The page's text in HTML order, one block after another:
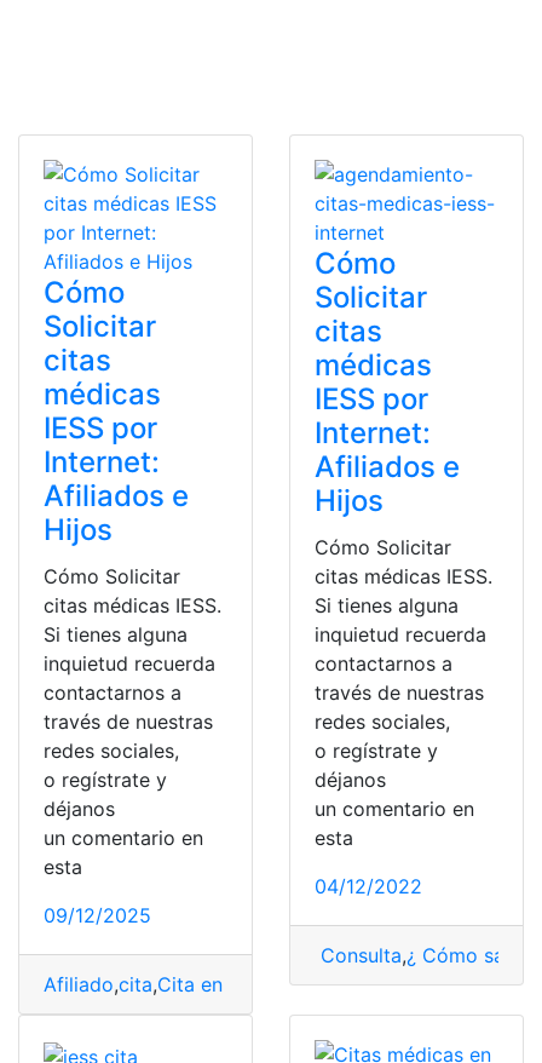
Cómo
Solicitar
citas
médicas
IESS por
Internet:
Afiliados e
Hijos
Cómo Solicitar
citas médicas IESS.
Si tienes alguna
inquietud recuerda
contactarnos a
través de nuestras
redes sociales,
o regístrate y
déjanos
un comentario en
esta
09/12/2025
Afiliado,cita,Cita en línea cita IESS,Cita médica
Cómo
Solicitar
citas
médicas
IESS por
Internet:
Afiliados e
Hijos
Cómo Solicitar
citas médicas IESS.
Si tienes alguna
inquietud recuerda
contactarnos a
través de nuestras
redes sociales,
o regístrate y
déjanos
un comentario en
esta
04/12/2022
Consulta,¿ Cómo